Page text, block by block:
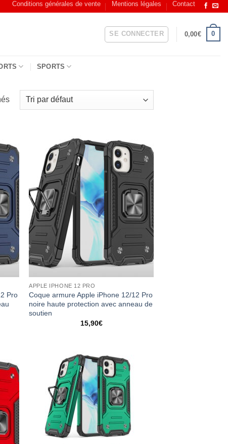
Conditions générales de vente Mentions légales Contact
SE CONNECTER 0,00€ 0
SPORTS
Pro
APPLE IPHONE 12 PRO
Coque armure Apple iPhone 12/12 Pro
noire haute protection avec anneau de
soutien
15,90€